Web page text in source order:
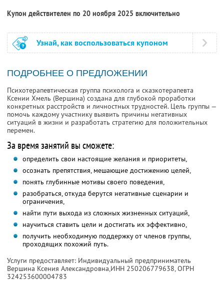
Купон действителен по 20 ноября 2025 включительно
Узнай, как воспользоваться купоном
ПОДРОБНЕЕ О ПРЕДЛОЖЕНИИ
Психотерапевтическая группа психолога и сказкотерапевта
Ксении Хмель (Вершина) создана для глубокой проработки
конкретных расстройств и личностных трудностей. Цель группы —
помочь каждому участнику выявить причины негативных
ситуаций в жизни и разработать стратегию для положительных
перемен.
За время занятий вы сможете:
определить свои настоящие желания и приоритеты,
осознать препятствия, мешающие достижению целей,
понять глубинные мотивы своего поведения,
разобраться, откуда берутся негативные сценарии и
ограничения,
найти пути выхода из сложных жизненных ситуаций,
научиться ставить цели и достигать их эффективно,
получить необходимую поддержку от членов группы,
проходящих похожий путь.
Услуги предоставляет: Индивидуальный предприниматель
Вершина Ксения Александровна,ИНН 250206779638, ОГРН
324253600004783